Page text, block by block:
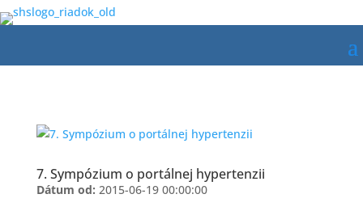
7. Sympózium o portálnej hypertenzii
Dátum od: 2015-06-19 00:00:00